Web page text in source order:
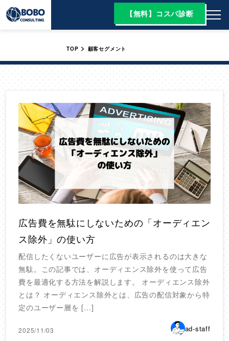
【無料】コスパ診断
TOP > 顧客セグメント
広告費を無駄にしないための「オーディエン
ス除外」の使い方
配信したくないユーザーに広告が表示されるのは大きな
無駄。この記事では、オーディエンス除外を使って広告
費を最適化する方法を解説します。 オーディエンス除外
とは？ オーディエンス除外とは、広告の配信対象から特
定のユーザー層を […]
2025/11/03 ad-staff